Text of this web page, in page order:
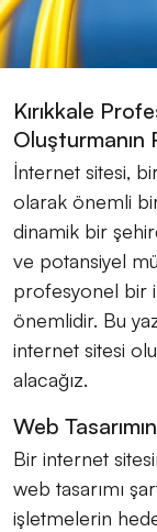
Kırıkkale
Oluşturmanın
İnternet sitesi,
olarak önemli
dinamik bir
ve potansiyel
profesyonel bir
önemlidir. Bu
internet sitesi
alacağız.
Web
Bir internet
web tasarımı
işletmelerin